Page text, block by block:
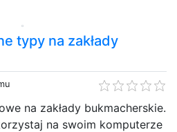
typy na zakłady
na zakłady bukmacherskie.
na swoim komputerze